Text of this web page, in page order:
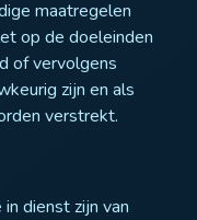
maatregelen
op de doeleinden
of vervolgens
zijn en als
verstrekt.
dienst zijn van